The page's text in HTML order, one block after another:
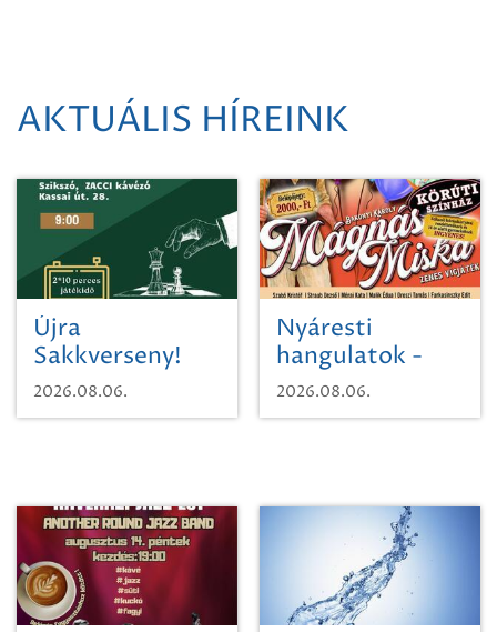
AKTUÁLIS HÍREINK
Újra
Sakkverseny!
2026.08.06.
Nyáresti
hangulatok -
Mágnás Miska
2026.08.06.